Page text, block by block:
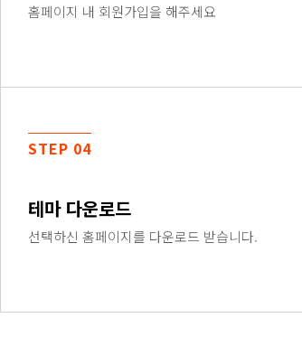
홈페이지 내 회원가입을 해주세요
STEP 04
테마 다운로드
선택하신 홈페이지를 다운로드 받습니다.